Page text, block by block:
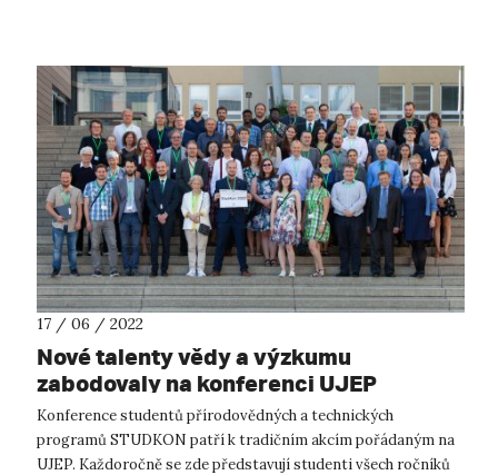
17 / 06 / 2022
Nové talenty vědy a výzkumu
zabodovaly na konferenci UJEP
Konference studentů přírodovědných a technických
programů STUDKON patří k tradičním akcím pořádaným na
UJEP. Každoročně se zde představují studenti všech ročníků